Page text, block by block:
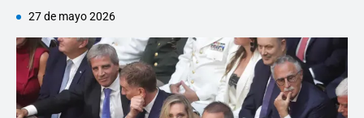
27 de mayo 2026